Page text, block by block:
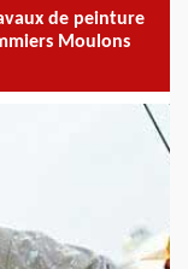
de peinture
Moulons